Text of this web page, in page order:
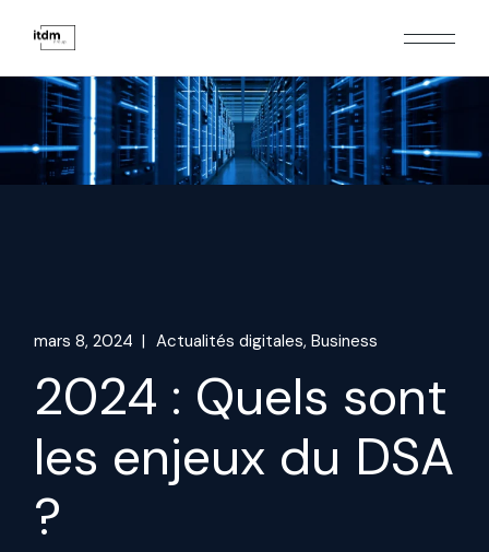
content
mars 8, 2024 Actualités digitales Business
2024 : Quels sont
les enjeux du DSA
?